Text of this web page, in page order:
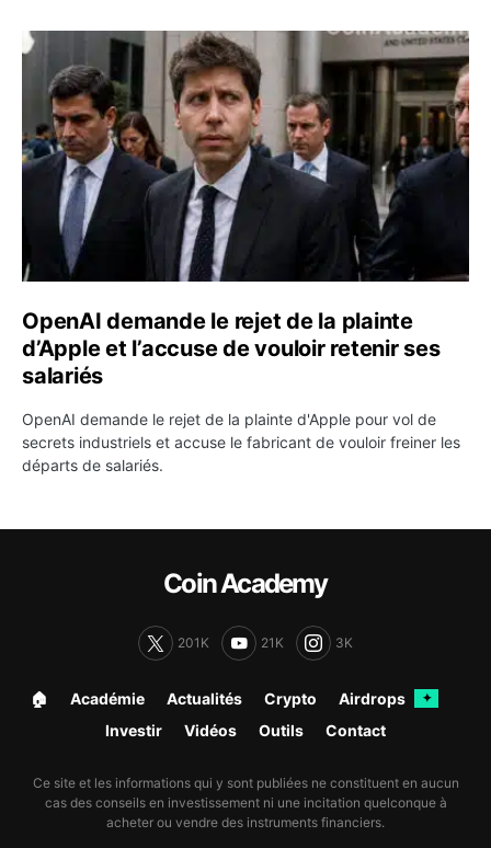
OpenAI demande le rejet de la plainte d’Apple et
OpenAI demande le rejet de la plainte
d’Apple et l’accuse de vouloir retenir ses
salariés
OpenAI demande le rejet de la plainte d'Apple pour vol de
secrets industriels et accuse le fabricant de vouloir freiner les
départs de salariés.
Coin Academy
201K 21K 3K
🏠︎ Académie Actualités Crypto Airdrops ✦
Investir Vidéos Outils Contact
Ce site et les informations qui y sont publiées ne constituent en aucun
cas des conseils en investissement ni une incitation quelconque à
acheter ou vendre des instruments financiers.